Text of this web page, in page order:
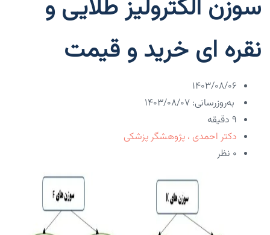
سوزن الکترولیز طلایی و
نقره ای خرید و قیمت
۱۴۰۳/۰۸/۰۶
به‌روزرسانی: ۱۴۰۳/۰۸/۰۷
9 دقیقه
دکتر احمدی ، پژوهشگر پزشکی
۰ نظر